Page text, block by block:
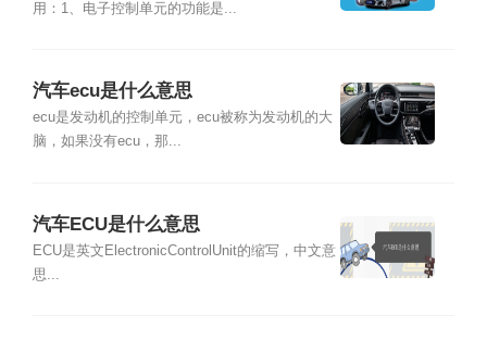
用：1、电子控制单元的功能是...
汽车ecu是什么意思
ecu是发动机的控制单元，ecu被称为发动机的大
脑，如果没有ecu，那...
汽车ECU是什么意思
ECU是英文ElectronicControlUnit的缩写，中文意
思...